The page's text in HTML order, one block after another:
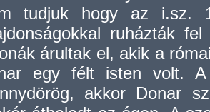
tudjuk hogy az i.sz.
ruházták
árultak el, akik a
egy félt isten volt.
akkor Donar